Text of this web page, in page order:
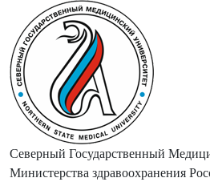
Северный Государственный
Министерства здравоохранения